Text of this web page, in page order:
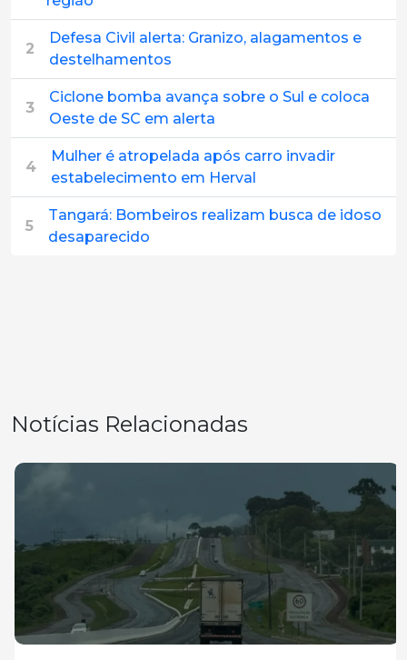
2
Defesa Civil alerta: Granizo, alagamentos e
destelhamentos
3
Ciclone bomba avança sobre o Sul e coloca
Oeste de SC em alerta
4
Mulher é atropelada após carro invadir
estabelecimento em Herval
5
Tangará: Bombeiros realizam busca de idoso
desaparecido
Notícias Relacionadas